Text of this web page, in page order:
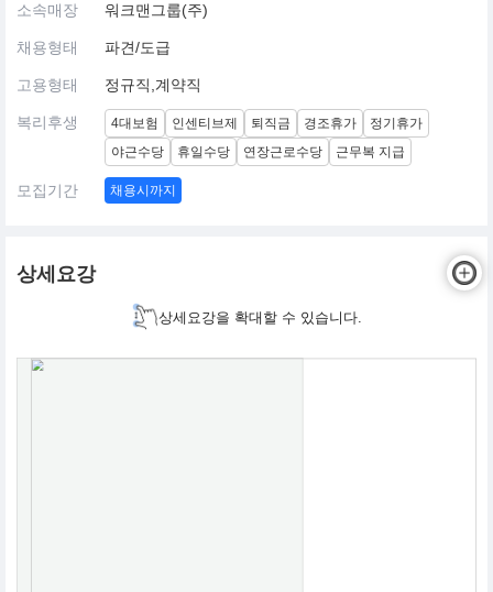
소속매장 워크맨그룹(주)
채용형태 파견/도급
고용형태 정규직,계약직
복리후생 4대보험 인센티브제 퇴직금 경조휴가
정기휴가
야근수당
휴일수당 연장근로수당 근무복 지급
모집기간 채용시까지
상세요강
상세요강을 확대할 수 있습니다.